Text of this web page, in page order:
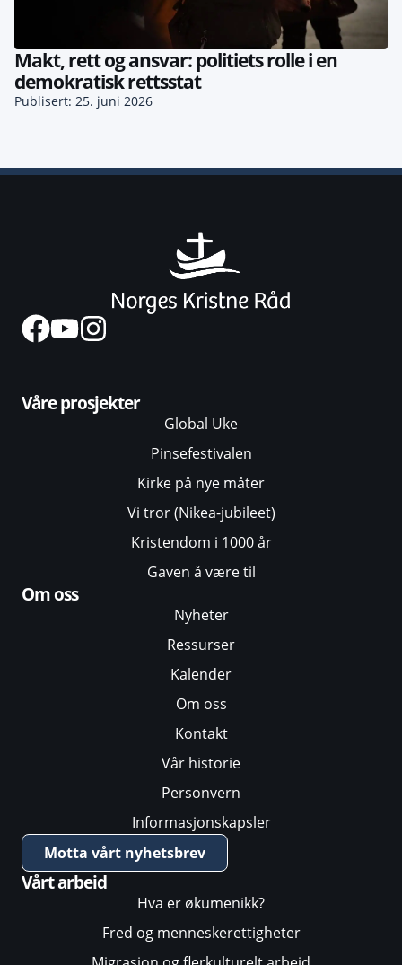
Makt, rett og ansvar: politiets rolle i en
demokratisk rettsstat
Publisert: 25. juni 2026
Våre prosjekter
Global Uke
Pinsefestivalen
Kirke på nye måter
Vi tror (Nikea-jubileet)
Kristendom i 1000 år
Gaven å være til
Om oss
Nyheter
Ressurser
Kalender
Om oss
Kontakt
Vår historie
Personvern
Informasjonskapsler
Motta vårt nyhetsbrev
Vårt arbeid
Hva er økumenikk?
Fred og menneskerettigheter